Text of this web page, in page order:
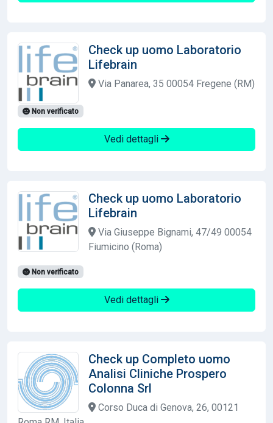
Check up uomo Laboratorio
Lifebrain
Via Panarea, 35 00054 Fregene (RM)
Non verificato
Vedi dettagli
Check up uomo Laboratorio
Lifebrain
Via Giuseppe Bignami, 47/49 00054
Fiumicino (Roma)
Non verificato
Vedi dettagli
Check up Completo uomo
Analisi Cliniche Prospero
Colonna Srl
Corso Duca di Genova, 26, 00121